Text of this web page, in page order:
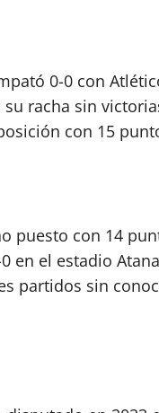
0-0 con
racha sin
con 15
puesto con 14
en el estadio
partidos sin